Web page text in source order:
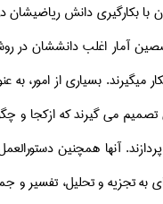
با بکارگیری دانش
آمار اغلب دانششان در
میگیرند. بسیاری از امور، به
می گیرند که ازکجا و
آنها همچنین
ای به تجزیه و تحلیل،